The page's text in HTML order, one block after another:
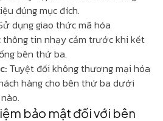
đúng mục đích.
dụng giao thức mã hóa
thông tin nhạy cảm trước khi kết
bên thứ ba.
Tuyệt đối không thương mại hóa
hàng cho bên thứ ba dưới
bảo mật đối với bên